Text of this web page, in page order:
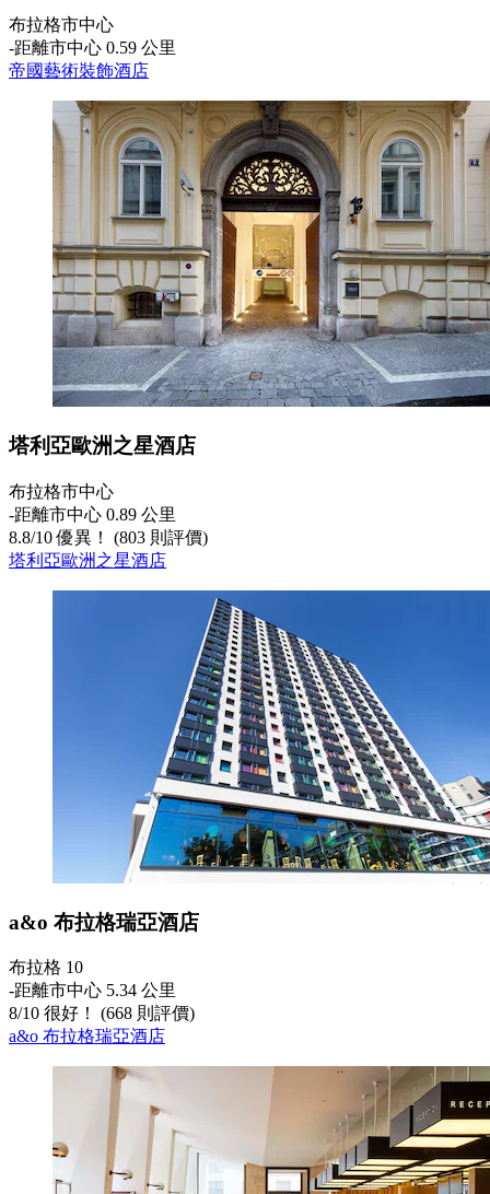
布拉格市中心
‐距離市中心 0.59 公里
帝國藝術裝飾酒店
塔利亞歐洲之星酒店
布拉格市中心
‐距離市中心 0.89 公里
8.8/10優異！ (803 則評價)
塔利亞歐洲之星酒店
a&o 布拉格瑞亞酒店
布拉格 10
‐距離市中心 5.34 公里
8/10 很好！ (668 則評價)
a&o 布拉格瑞亞酒店